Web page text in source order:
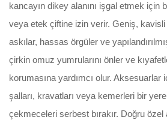
kancayın dikey alanını işgal etmek için
veya etek çiftine izin verir. Geniş, kavisli
askılar, hassas örgüler ve
çirkin omuz yumrularını önler ve
korumasına yardımcı olur. Aksesuarlar
şalları, kravatları veya kemerleri bir
çekmeceleri serbest bırakır. Doğru